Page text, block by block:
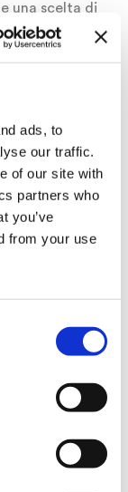
ads, to
our traffic.
of our site with
partners who
you’ve
from your use
una scelta di
dall’analisi del
il pubblico
è talmente
utilizzare
far risaltare
di posta in
completo
della